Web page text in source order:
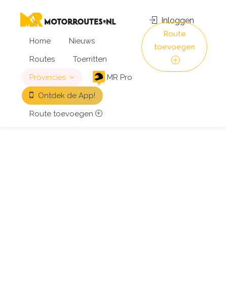
Home
Nieuws
Routes
Toerritten
Provincies
MR Pro
Ontdek de App!
Route toevoegen
Inloggen
Route
toevoegen